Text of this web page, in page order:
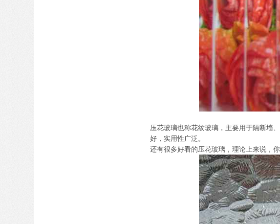
压花玻璃也称花纹玻璃，主要用于隔断墙
好，实用性广泛。
还有很多好看的压花玻璃，理论上来说，